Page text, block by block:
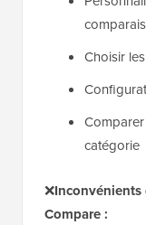
Choisir
catégorie
❌Inconvénients
Compare :